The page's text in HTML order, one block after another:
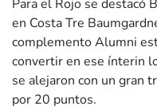
Para el Rojo se destacó
en Costa Tre
complemento Alumni
convertir en ese ínterin
se alejaron con un gran
por 20 puntos.